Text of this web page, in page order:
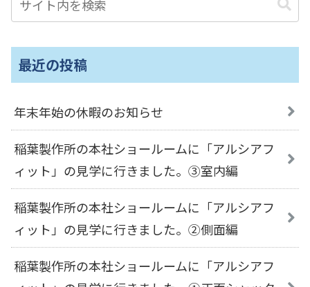
最近の投稿
年末年始の休暇のお知らせ
稲葉製作所の本社ショールームに「アルシアフ
ィット」の見学に行きました。③室内編
稲葉製作所の本社ショールームに「アルシアフ
ィット」の見学に行きました。②側面編
稲葉製作所の本社ショールームに「アルシアフ